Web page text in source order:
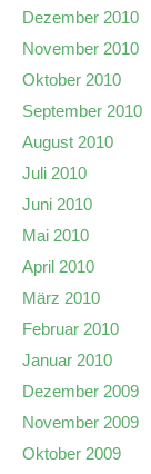
Dezember 2010
November 2010
Oktober 2010
September 2010
August 2010
Juli 2010
Juni 2010
Mai 2010
April 2010
März 2010
Februar 2010
Januar 2010
Dezember 2009
November 2009
Oktober 2009